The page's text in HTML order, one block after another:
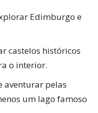
Edimburgo e
castelos históricos
o interior.
aventurar pelas
um lago famoso